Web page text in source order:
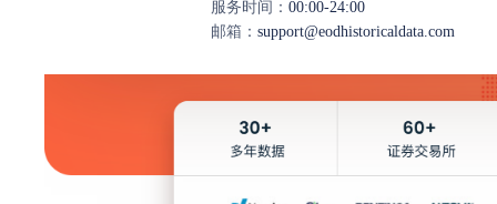
服务时间： 00:00-24:00
邮箱： support@eodhistoricaldata.com